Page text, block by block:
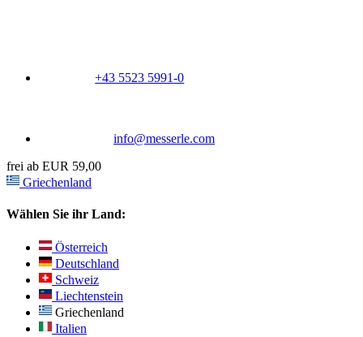
+43 5523 5991-0
info@messerle.com
frei ab EUR 59,00
Griechenland
Wählen Sie ihr Land:
Österreich
Deutschland
Schweiz
Liechtenstein
Griechenland
Italien